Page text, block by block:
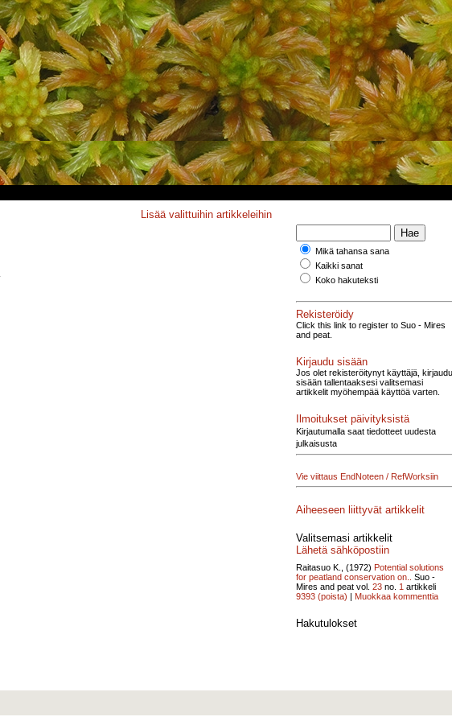
Lisää valittuihin artikkeleihin
Mikä tahansa sana
Kaikki sanat
Koko hakuteksti
Rekisteröidy
Click this link to register to Suo - Mires
and peat.
Kirjaudu sisään
Jos olet rekisteröitynyt käyttäjä, kirjaudu
sisään tallentaaksesi valitsemasi
artikkelit myöhempää käyttöä varten.
Ilmoitukset päivityksistä
Kirjautumalla saat tiedotteet uudesta
julkaisusta
Vie viittaus EndNoteen / RefWorksiin
Aiheeseen liittyvät artikkelit
Valitsemasi artikkelit
Lähetä sähköpostiin
Raitasuo K., (1972) Potential solutions
for peatland conservation on..
Suo -
Mires and peat vol. 23 no. 1 artikkeli
9393 (poista) | Muokkaa kommenttia
Hakutulokset